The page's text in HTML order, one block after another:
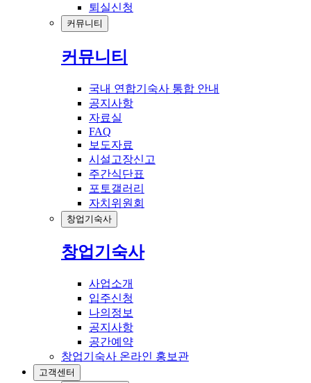
퇴실신청
커뮤니티
커뮤니티
국내 연합기숙사 통합 안내
공지사항
자료실
FAQ
보도자료
시설고장신고
주간식단표
포토갤러리
자치위원회
창업기숙사
창업기숙사
사업소개
입주신청
나의정보
공지사항
공간예약
창업기숙사 온라인 홍보관
고객센터